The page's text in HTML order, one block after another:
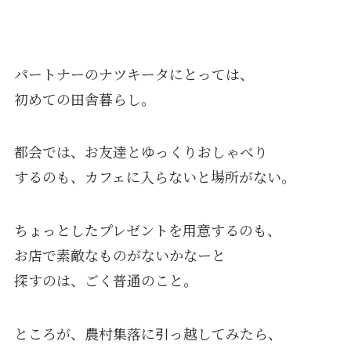
パートナーのナツキータにとっては、
初めての田舎暮らし。
都会では、お友達とゆっくりおしゃべり
するのも、カフェに入らないと場所がない。
ちょっとしたプレゼントを用意するのも、
お店で素敵なものがないかなーと
探すのは、ごく普通のこと。
ところが、農村集落に引っ越してみたら、